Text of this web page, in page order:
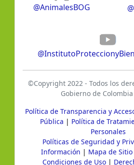
@AnimalesBOG
©Copyright 2022 - Todos los
Gobierno de Colombia
Política de Transparencia y
Pública | Política de
Personales
Políticas de Seguridad y
Información | Mapa de Sitio
Condiciones de Uso |